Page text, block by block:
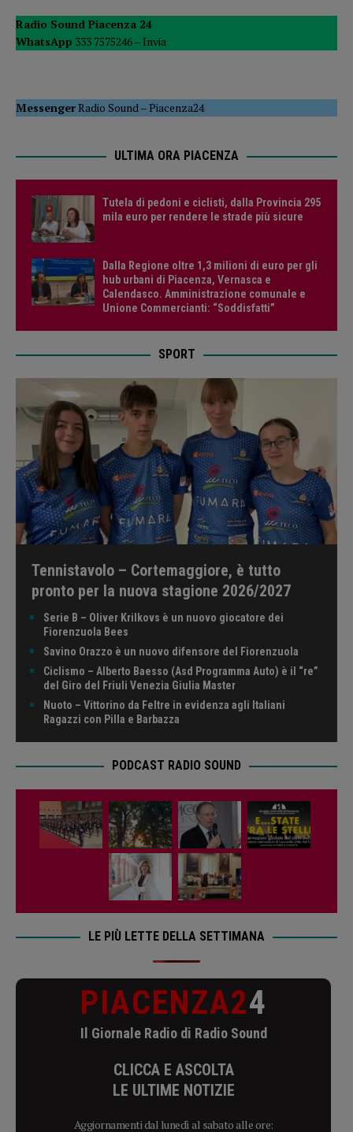
Radio Sound Piacenza 24
WhatsApp 333 7575246 – Invia
MessengerRadio Sound –Piacenza24
ULTIMA ORA PIACENZA
Tutela di pedoni e ciclisti, dalla Provincia 295
mila euro per rendere le strade più sicure
Dalla Regione oltre 1,3 milioni di euro per gli
hub urbani di Piacenza, Vernasca e
Calendasco. Amministrazione comunale e
Unione Commercianti: “Soddisfatti”
SPORT
Tennistavolo – Cortemaggiore, è tutto
pronto per la nuova stagione 2026/2027
Serie B – Oliver Krilkovs è un nuovo giocatore dei
Fiorenzuola Bees
Savino Orazzo è un nuovo difensore del Fiorenzuola
Ciclismo – Alberto Baesso (Asd Programma Auto) è il “re”
del Giro del Friuli Venezia Giulia Master
Nuoto – Vittorino da Feltre in evidenza agli Italiani
Ragazzi con Pilla e Barbazza
PODCAST RADIO SOUND
LE PIÙ LETTE DELLA SETTIMANA
PIACENZA24
Il Giornale Radio di Radio Sound
CLICCA E ASCOLTA
LE ULTIME NOTIZIE
Aggiornamenti dal lunedì al sabato alle ore: